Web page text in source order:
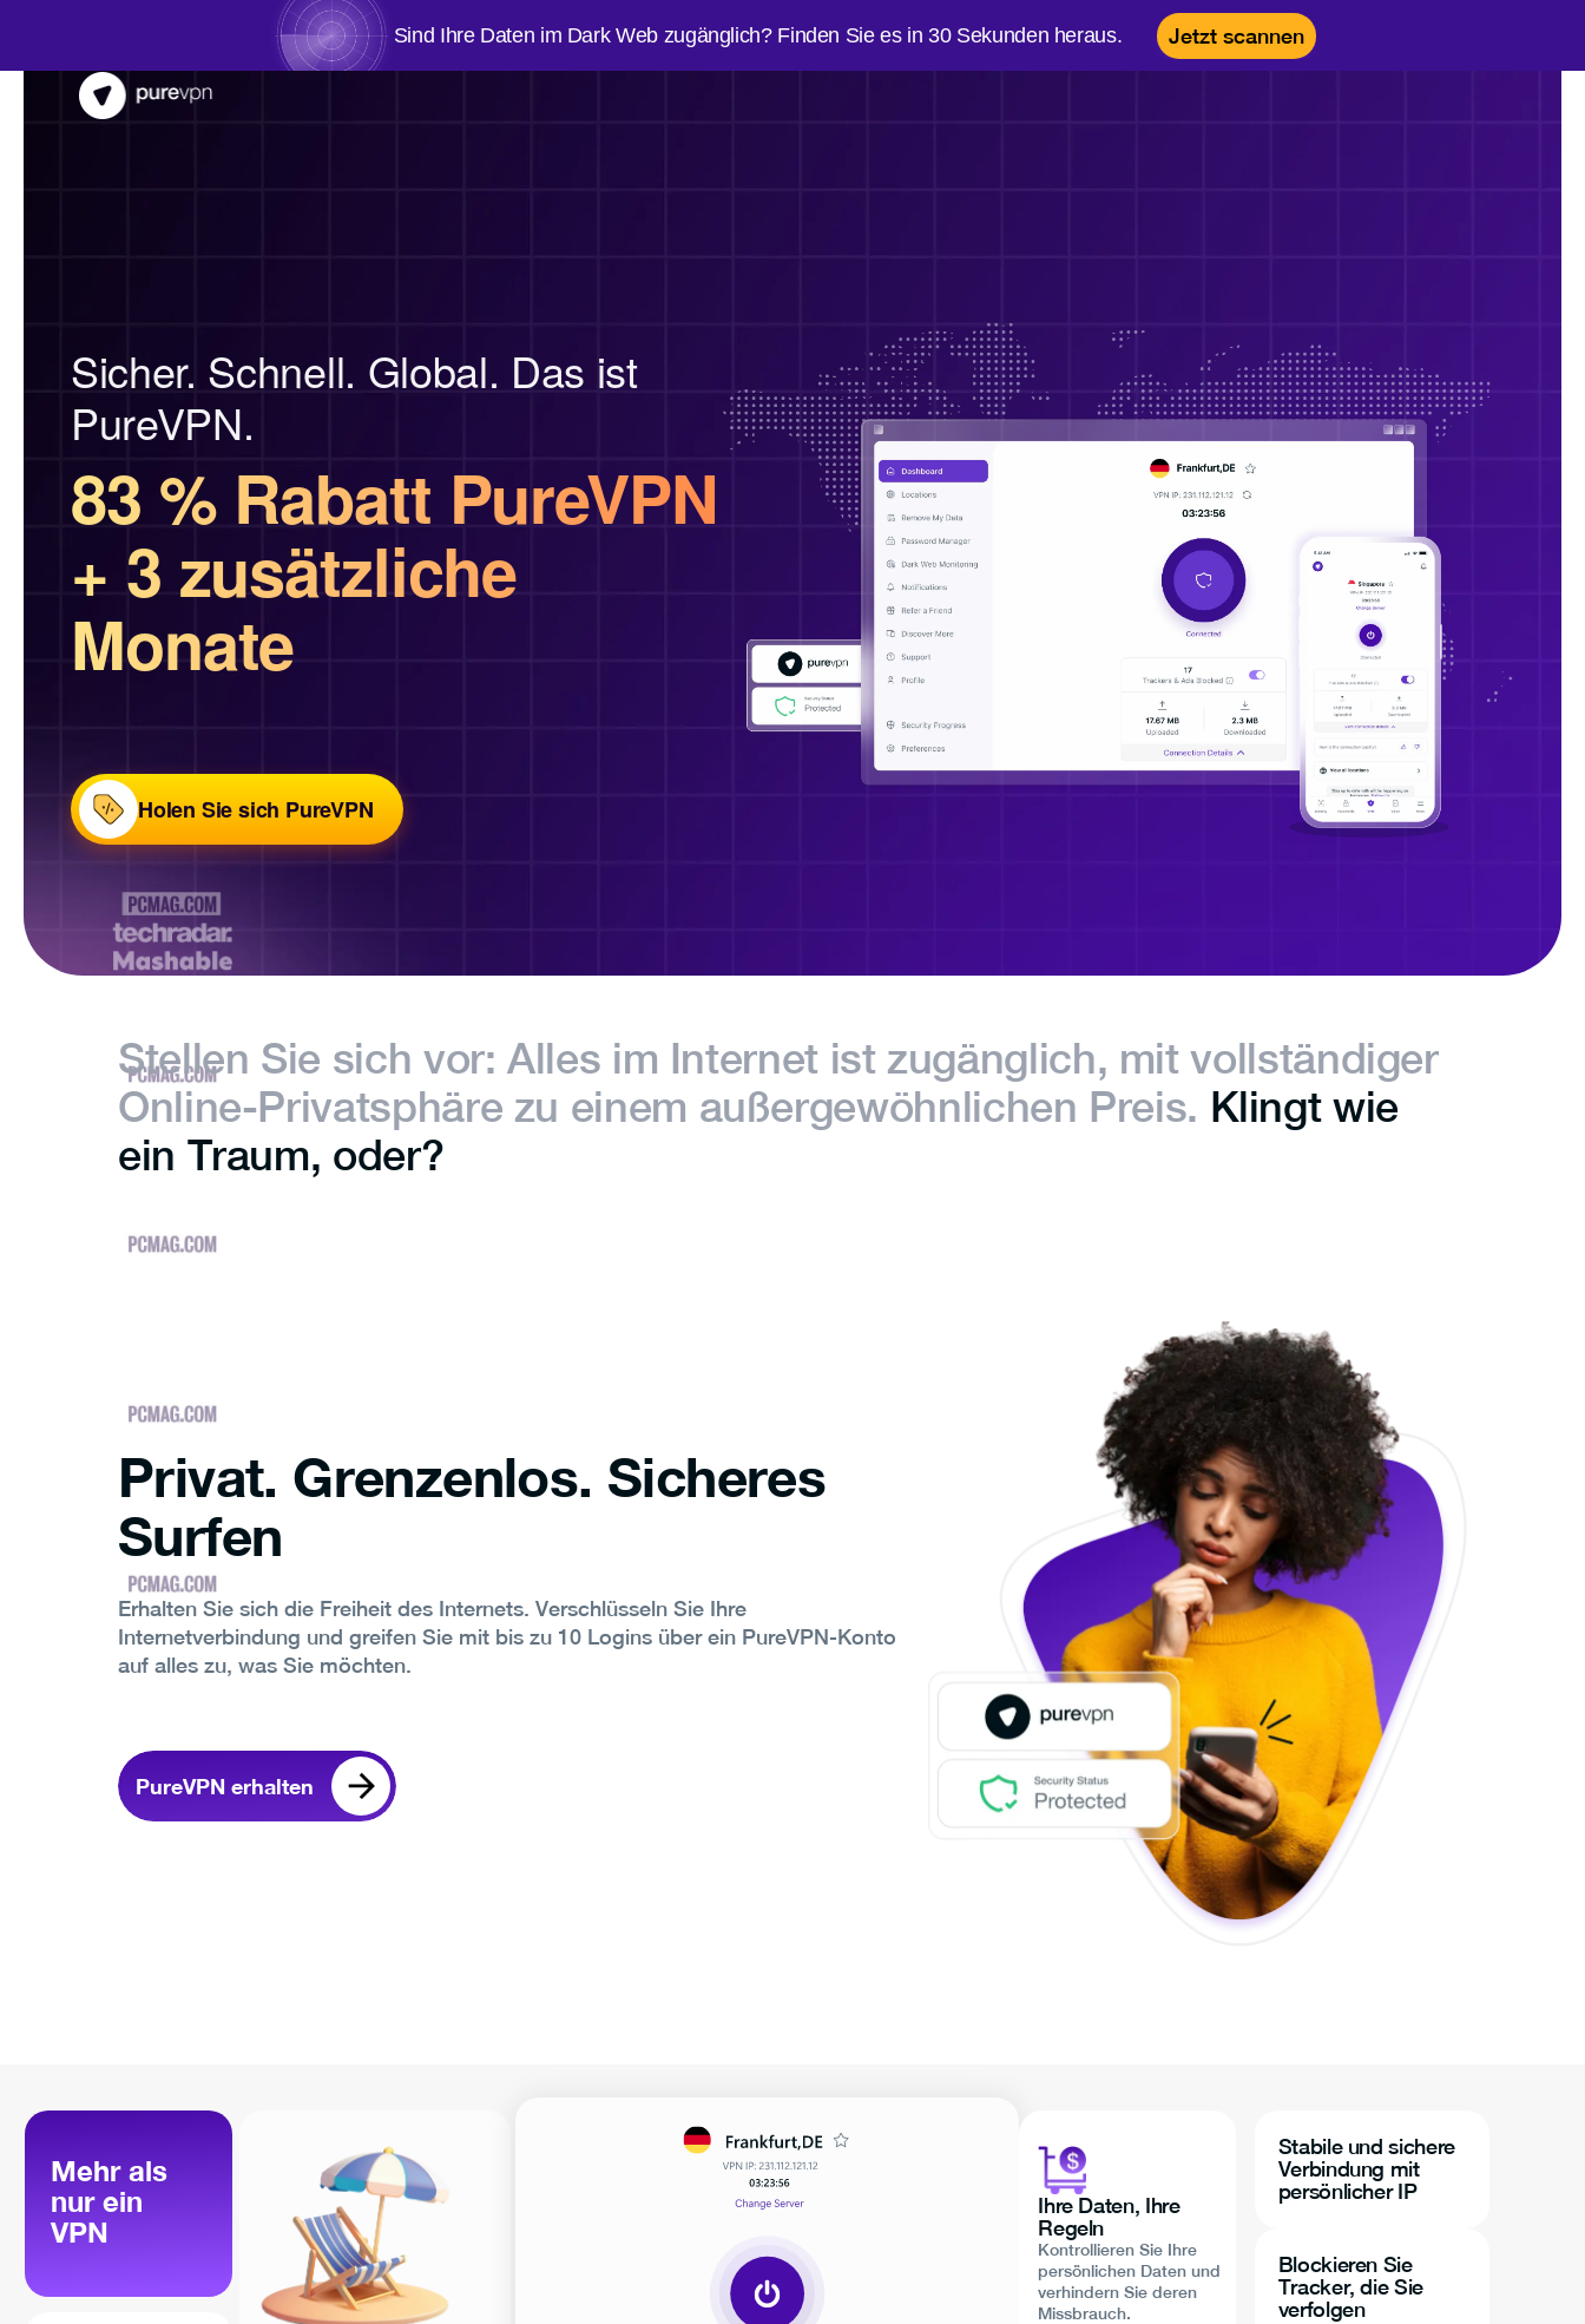
Sind Ihre Daten im Dark Web zugänglich? Finden Sie es in 30 Sekunden heraus. Jetzt scannen
Sicher. Schnell. Global. Das ist
PureVPN.
83 % Rabatt PureVPN
+ 3 zusätzliche
Monate
Holen Sie sich PureVPN
Stellen Sie sich vor: Alles im Internet ist zugänglich, mit vollständiger
Online-Privatsphäre zu einem außergewöhnlichen Preis. Klingt wie
ein Traum, oder?
Privat. Grenzenlos. Sicheres
Surfen
Erhalten Sie sich die Freiheit des Internets. Verschlüsseln Sie Ihre
Internetverbindung und greifen Sie mit bis zu 10 Logins über ein PureVPN-Konto
auf alles zu, was Sie möchten.
PureVPN erhalten
Mehr als
nur ein
VPN
Ihre Daten, Ihre
Regeln
Kontrollieren Sie Ihre
persönlichen Daten und
verhindern Sie deren
Missbrauch.
Stabile und sichere
Verbindung mit
persönlicher IP
Blockieren Sie
Tracker, die Sie
verfolgen